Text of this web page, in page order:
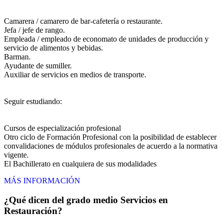
Camarera / camarero de bar-cafetería o restaurante.
Jefa / jefe de rango.
Empleada / empleado de economato de unidades de producción y
servicio de alimentos y bebidas.
Barman.
Ayudante de sumiller.
Auxiliar de servicios en medios de transporte.
Seguir estudiando:
Cursos de especialización profesional
Otro ciclo de Formación Profesional con la posibilidad de establecer
convalidaciones de módulos profesionales de acuerdo a la normativa
vigente.
El Bachillerato en cualquiera de sus modalidades
MÁS INFORMACIÓN
¿Qué dicen del grado medio Servicios en
Restauración?